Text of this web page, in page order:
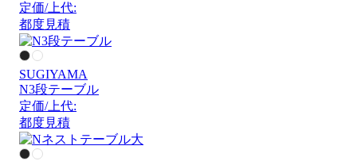
定価/上代:
都度見積
SUGIYAMA
N3段テーブル
定価/上代:
都度見積